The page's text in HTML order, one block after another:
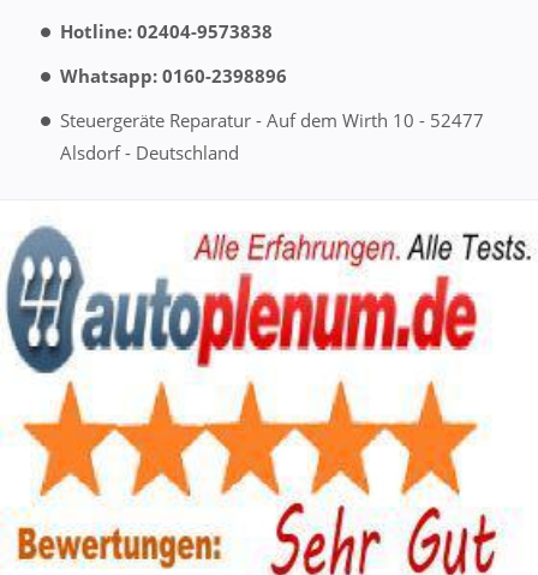
Hotline: 02404-9573838
Whatsapp: 0160-2398896
Steuergeräte Reparatur - Auf dem Wirth 10 - 52477
Alsdorf - Deutschland